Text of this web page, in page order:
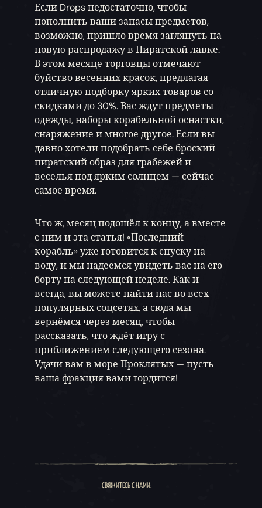
Если Drops недостаточно, чтобы
пополнить ваши запасы предметов,
возможно, пришло время заглянуть на
новую распродажу в Пиратской лавке.
В этом месяце торговцы отмечают
буйство весенних красок, предлагая
отличную подборку ярких товаров со
скидками до 30%. Вас ждут предметы
одежды, наборы корабельной оснастки,
снаряжение и многое другое. Если вы
давно хотели подобрать себе броский
пиратский образ для грабежей и
веселья под ярким солнцем — сейчас
самое время.
Что ж, месяц подошёл к концу, а вместе
с ним и эта статья! «Последний
корабль» уже готовится к спуску на
воду, и мы надеемся увидеть вас на его
борту на следующей неделе. Как и
всегда, вы можете найти нас во всех
популярных соцсетях, а сюда мы
вернёмся через месяц, чтобы
рассказать, что ждёт игру с
приближением следующего сезона.
Удачи вам в море Проклятых — пусть
ваша фракция вами гордится!
СВЯЖИТЕСЬ С НАМИ: